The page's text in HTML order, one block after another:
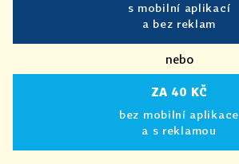
s mobilní aplikací
a bez reklam
nebo
ZA 40 KČ
bez mobilní aplikace
a s reklamou